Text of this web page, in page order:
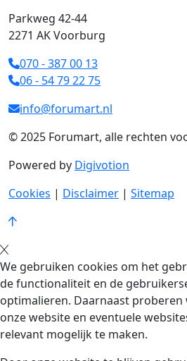
Parkweg 42-44
2271 AK Voorburg
070 - 387 00 13
06 - 54 79 22 75
info@forumart.nl
© 2025 Forumart, alle rechten
Powered by Digivotion
Cookies | Disclaimer | Sitemap
We gebruiken cookies om het
de functionaliteit en de
optimalieren. Daarnaast proberen
onze website en eventuele
relevant mogelijk te maken.